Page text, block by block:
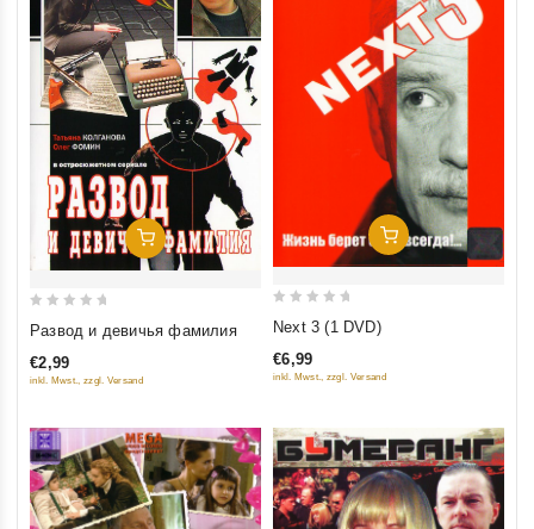
Добавить В Корзину
of
Развод и девичья фамилия
€2,99
inkl. Mwst., zzgl. Versand
Добавить В Корзину
of
Next 3 (1 DVD)
€6,99
inkl. Mwst., zzgl. Versand